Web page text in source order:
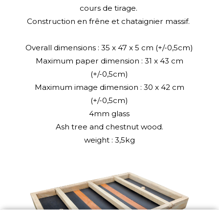
cours de tirage.
Construction en frêne et chataignier massif.
Overall dimensions : 35 x 47 x 5 cm (+/-0,5cm)
Maximum paper dimension : 31 x 43 cm
(+/-0,5cm)
Maximum image dimension : 30 x 42 cm
(+/-0,5cm)
4mm glass
Ash tree and chestnut wood.
weight : 3,5kg